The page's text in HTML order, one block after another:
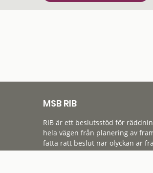
MSB RIB
RIB är ett beslutsstöd för
hela vägen från planering av
fatta rätt beslut när olyckan är